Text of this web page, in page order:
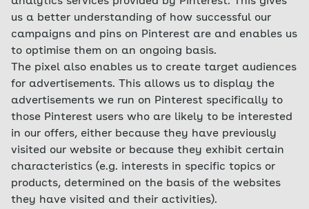
us a better understanding of how successful our
campaigns and pins on Pinterest are and enables us
to optimise them on an ongoing basis.
The pixel also enables us to create target audiences
for advertisements. This allows us to display the
advertisements we run on Pinterest specifically to
those Pinterest users who are likely to be interested
in our offers, either because they have previously
visited our website or because they exhibit certain
characteristics (e.g. interests in specific topics or
products, determined on the basis of the websites
they have visited and their activities).